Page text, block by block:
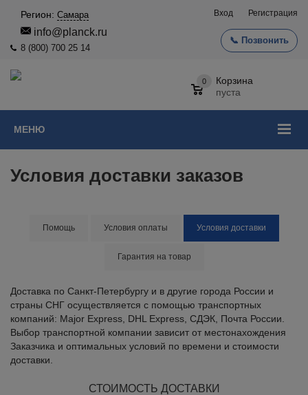
Регион: Самара
info@planck.ru
8 (800) 700 25 14
📞 Позвонить
Вход Регистрация
МЕНЮ
0
Корзина
пуста
Условия доставки заказов
Помощь Условия оплаты Условия доставки
Гарантия на товар
Доставка по Санкт-Петербургу и в другие города России и
страны СНГ осуществляется с помощью транспортных
компаний: Major Express, DHL Express, CДЭК, Почта России.
Выбор транспортной компании зависит от местонахождения
Заказчика и оптимальных условий по времени и стоимости
доставки.
СТОИМОСТЬ ДОСТАВКИ